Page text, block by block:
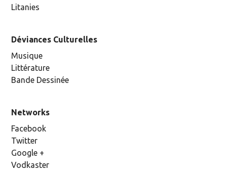
Litanies
Déviances Culturelles
Musique
Littérature
Bande Dessinée
Networks
Facebook
Twitter
Google +
Vodkaster